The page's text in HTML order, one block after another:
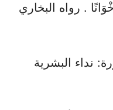
. رواه البخاري
نداء البشرية